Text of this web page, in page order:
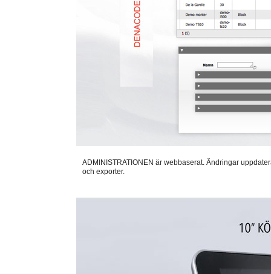
ADMINISTRATIONEN är webbaserat. Ändringar
och exporter.